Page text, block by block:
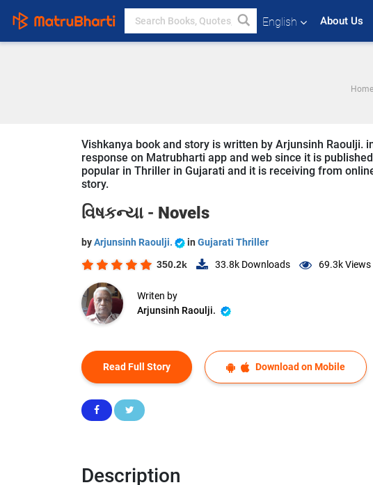
English About Us
Home
Vishkanya book and story is written by Arjunsinh Raoulji.
response on Matrubharti app and web since it is
popular in Thriller in Gujarati and it is receiving from
story.
વિષકન્યા - Novels
byArjunsinh Raoulji. in Gujarati Thriller
350.2k 33.8k Downloads 69.3kViews
Writen by
Arjunsinh Raoulji.
Read Full Story Download on Mobile
Description